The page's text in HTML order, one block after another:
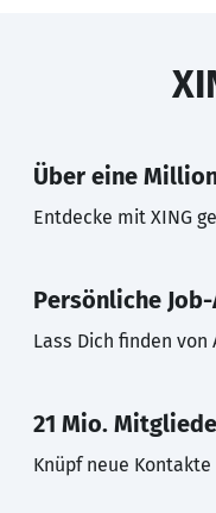
Über eine
Entdecke mit XING
Persönliche
Lass Dich finden von
21 Mio.
Knüpf neue